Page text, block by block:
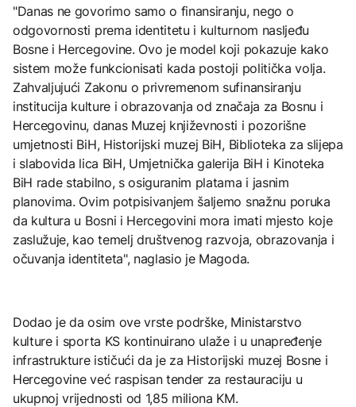
"Danas ne govorimo samo o finansiranju, nego o
odgovornosti prema identitetu i kulturnom nasljeđu
Bosne i Hercegovine. Ovo je model koji pokazuje kako
sistem može funkcionisati kada postoji politička volja.
Zahvaljujući Zakonu o privremenom sufinansiranju
institucija kulture i obrazovanja od značaja za Bosnu i
Hercegovinu, danas Muzej književnosti i pozorišne
umjetnosti BiH, Historijski muzej BiH, Biblioteka za slijepa
i slabovida lica BiH, Umjetnička galerija BiH i Kinoteka
BiH rade stabilno, s osiguranim platama i jasnim
planovima. Ovim potpisivanjem šaljemo snažnu poruka
da kultura u Bosni i Hercegovini mora imati mjesto koje
zaslužuje, kao temelj društvenog razvoja, obrazovanja i
očuvanja identiteta", naglasio je Magoda.
Dodao je da osim ove vrste podrške, Ministarstvo
kulture i sporta KS kontinuirano ulaže i u unapređenje
infrastrukture ističući da je za Historijski muzej Bosne i
Hercegovine već raspisan tender za restauraciju u
ukupnoj vrijednosti od 1,85 miliona KM.